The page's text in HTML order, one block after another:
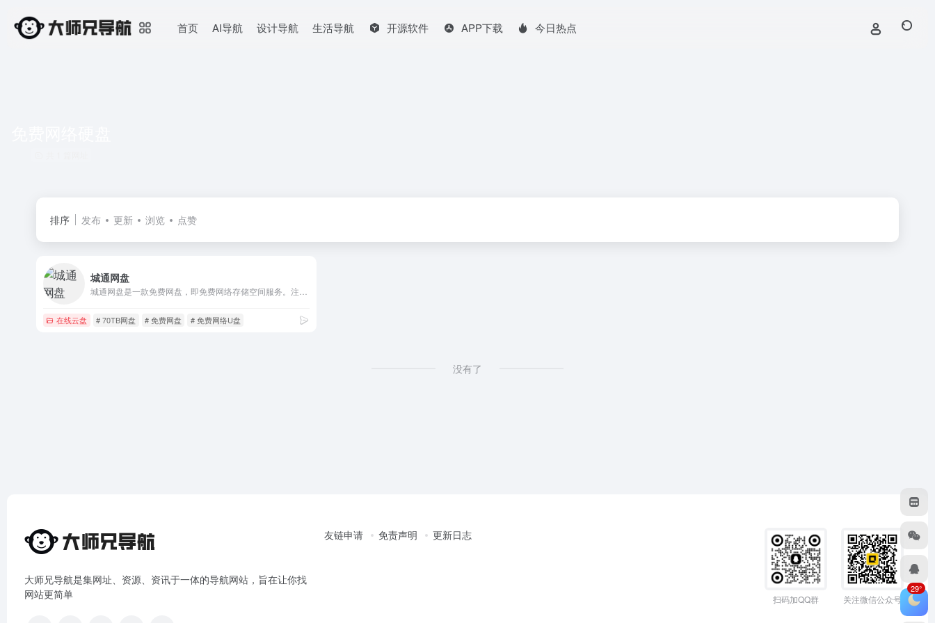
首页 AI导航 设计导航 生活导航 开源软件 APP下载 今日热点
排序 发布 更新 浏览 点赞
城通网盘
在线云盘 # 70TB网盘 # 免费网盘 # 免费网络U盘
没有了
大师兄导航是集网址、资源、资讯于一体的导航网站，旨在让你找
网站更简单
友链申请 免责声明 更新日志
扫码加QQ群 关注微信公众号
29°